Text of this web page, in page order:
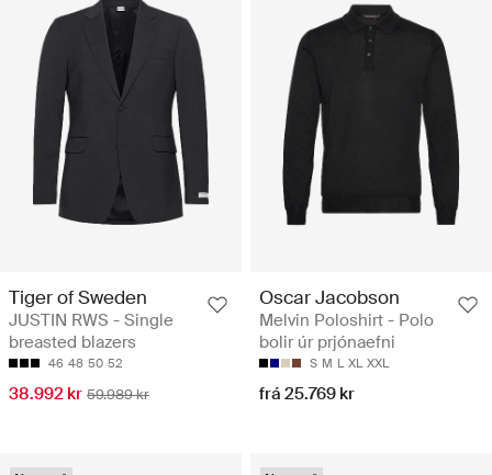
Tiger of Sweden
JUSTIN RWS - Single
breasted blazers
46 48 50 52
38.992 kr 59.989 kr
Oscar Jacobson
Melvin Poloshirt - Polo
bolir úr prjónaefni
S M L XL XXL
frá 25.769 kr